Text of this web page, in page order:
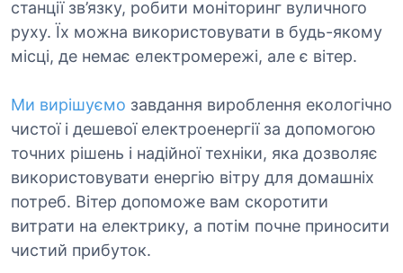
станції зв’язку, робити моніторинг вуличного
руху. Їх можна використовувати в будь-якому
місці, де немає електромережі, але є вітер.
Ми вирішуємо завдання вироблення екологічно
чистої і дешевої електроенергії за допомогою
точних рішень і надійної техніки, яка дозволяє
використовувати енергію вітру для домашніх
потреб. Вітер допоможе вам скоротити
витрати на електрику, а потім почне приносити
чистий прибуток.